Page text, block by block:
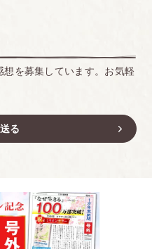
想を募集しています。お気軽
る